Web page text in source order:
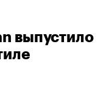
выпустило